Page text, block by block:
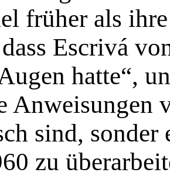
früher als
Escrivá
hatte“,
Anweisungen
sind, sonder
zu